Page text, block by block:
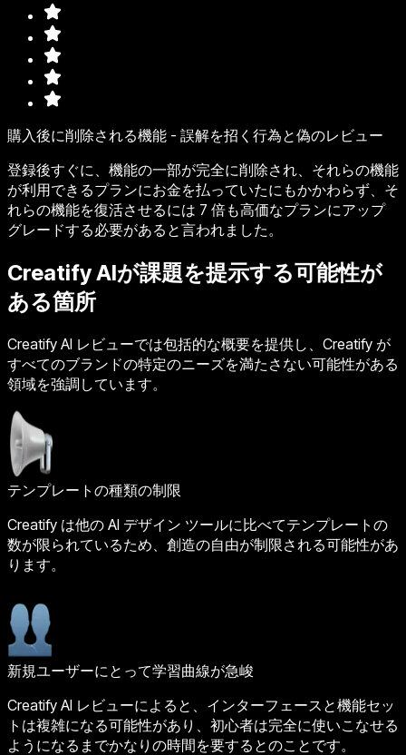
購入後に削除される機能 - 誤解を招く行為と偽のレビュー
登録後すぐに、機能の一部が完全に削除され、それらの機能
が利用できるプランにお金を払っていたにもかかわらず、そ
れらの機能を復活させるには 7 倍も高価なプランにアップ
グレードする必要があると言われました。
Creatify AIが課題を提示する可能性が
ある箇所
Creatify AI レビューでは包括的な概要を提供し、Creatify が
すべてのブランドの特定のニーズを満たさない可能性がある
領域を強調しています。
テンプレートの種類の制限
Creatify は他の AI デザイン ツールに比べてテンプレートの
数が限られているため、創造の自由が制限される可能性があ
ります。
新規ユーザーにとって学習曲線が急峻
Creatify AI レビューによると、インターフェースと機能セッ
トは複雑になる可能性があり、初心者は完全に使いこなせる
ようになるまでかなりの時間を要するとのことです。